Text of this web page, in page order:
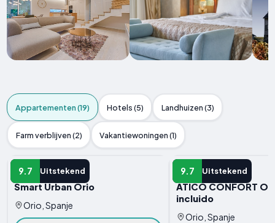
Appartementen (19) Hotels (5) Landhuizen (3)
Farm verblijven (2) Vakantiewoningen (1)
9.7 Uitstekend
APPARTEMENT
Smart Urban Orio
Orio, Spanje
9.7 Uitstekend
APPARTEMENT
ÁTICO CONFORT
incluido
Orio, Spanje